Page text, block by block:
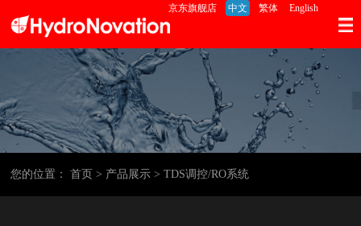
京东旗舰店 中文 繁体 English
您的位置：首页 > 产品展示 > TDS调控/RO系统